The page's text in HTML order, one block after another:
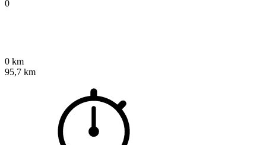
0
0 km
95,7 km